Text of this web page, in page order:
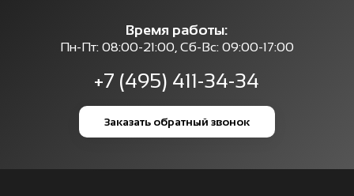
Время работы:
Пн-Пт: 08:00-21:00, Сб-Вс: 09:00-17:00
+7 (495) 411-34-34
Заказать обратный звонок